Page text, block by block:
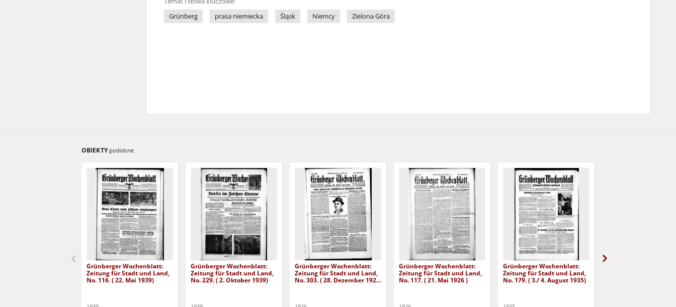
Grünberg
prasa niemiecka Śląsk Niemcy Zielona Góra
OBIEKTY podobne
Grünberger Wochenblatt:
Zeitung für Stadt und Land,
No. 116. ( 22. Mai 1939)
Grünberger Wochenblatt:
Zeitung für Stadt und Land,
No. 229. ( 2. Oktober 1939)
Grünberger Wochenblatt:
Zeitung für Stadt und Land,
No. 303. ( 28. Dezember 1926
Grünberger Wochenblatt:
Zeitung für Stadt und Land,
No. 117. ( 21. Mai 1926 )
Grünberger Wochenblatt:
Zeitung für Stadt und Land,
No. 179. ( 3./ 4. August 1935)